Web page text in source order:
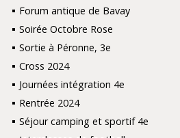
Forum antique de Bavay
Soirée Octobre Rose
Sortie à Péronne, 3e
Cross 2024
Journées intégration 4e
Rentrée 2024
Séjour camping et sportif 4e